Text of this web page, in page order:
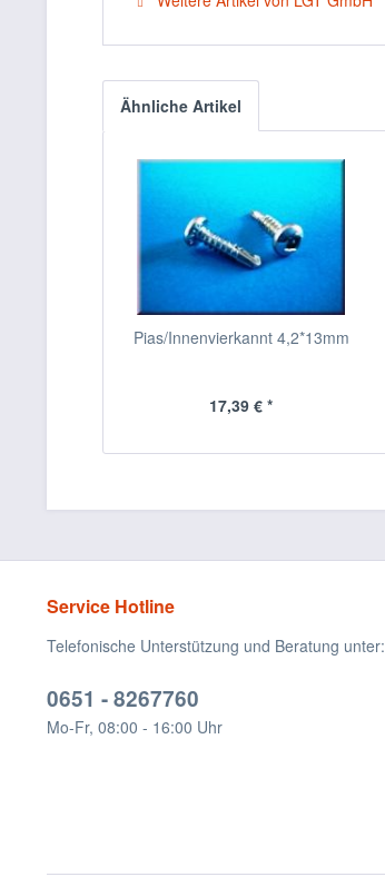
Ähnliche Artikel
Pias/Innenvierkannt 4,2*13mm
17,39 € *
Service Hotline
Telefonische Unterstützung und Beratung unter:
0651 - 8267760
Mo-Fr, 08:00 - 16:00 Uhr